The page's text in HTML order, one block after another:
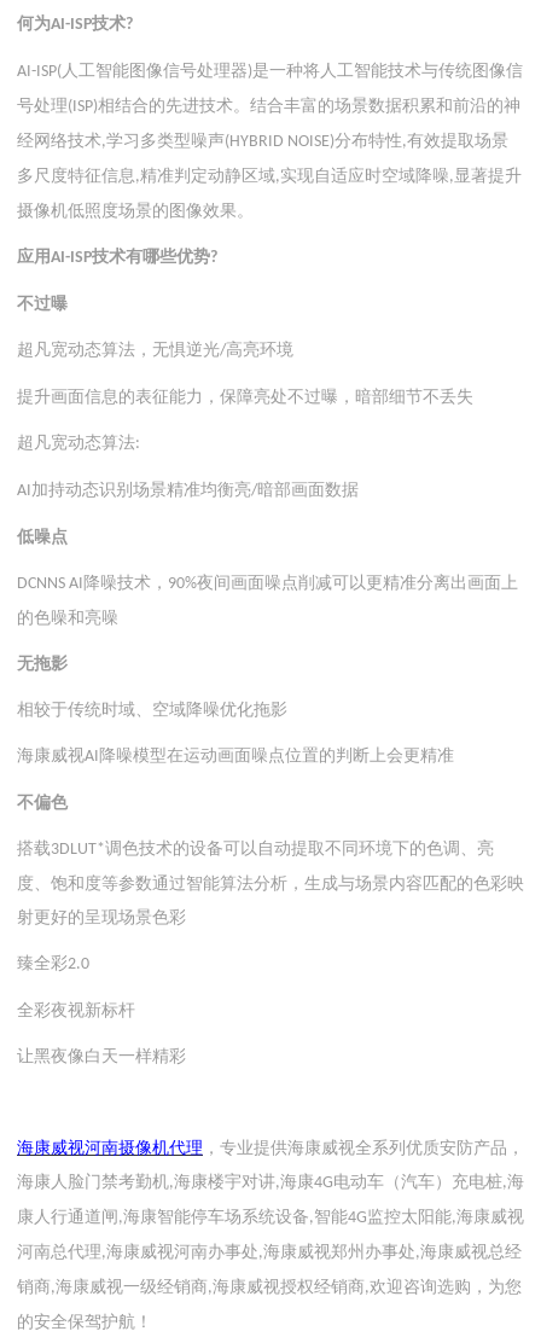
何为AI-ISP技术?
AI-ISP( 人工智能图像信号处理器)是一种将人工智能技术与传统图像信
号处理(ISP)相结合的先进技术。结合丰富的场景数据积累和前沿的神
经网络技术,学习多类型噪声(HYBRID NOISE)分布特性,有效提取场景
多尺度特征信息 ,精准判定动静区域,实现自适应时空域降噪, 显著提升
摄像机低照度场景的图像效果。
应用AI-ISP技术有哪些优势?
不过曝
超凡宽动态算法，无惧逆光/高亮环境
提升画面信息的表征能力，保障亮处不过曝，暗部细节不丢失
超凡宽动态算法:
AI 加持动态识别场景精准均衡亮/暗部画面数据
低噪点
DCNNS AI 降噪技术， 90%夜间画面噪点削减可以更精准分离出画面上
的色噪和亮噪
无拖影
相较于传统时域、空域降噪优化拖影
海康威视AI 降噪模型在运动画面噪点位置的判断上会更精准
不偏色
搭载3DLUT*调色技术的设备可以自动提取不同环境下的色调、亮
度、饱和度等参数通过智能算法分析，生成与场景内容匹配的色彩映
射更好的呈现场景色彩
臻全彩2.0
全彩夜视新标杆
让黑夜像白天一样精彩
海康威视河南摄像机代理 ，专业提供海康威视全系列优质安防产品，
海康人脸门禁考勤机,海康楼宇对讲,海康4G电动车（汽车）充电桩,海
康人行通道闸 ,海康智能停车场系统设备,智能4G监控太阳能,海康威视
河南总代理,海康威视河南办事处,海康威视郑州办事处,海康威视总经
销商,海康威视一级经销商,海康威视授权经销商,欢迎咨询选购，为您
的安全保驾护航！